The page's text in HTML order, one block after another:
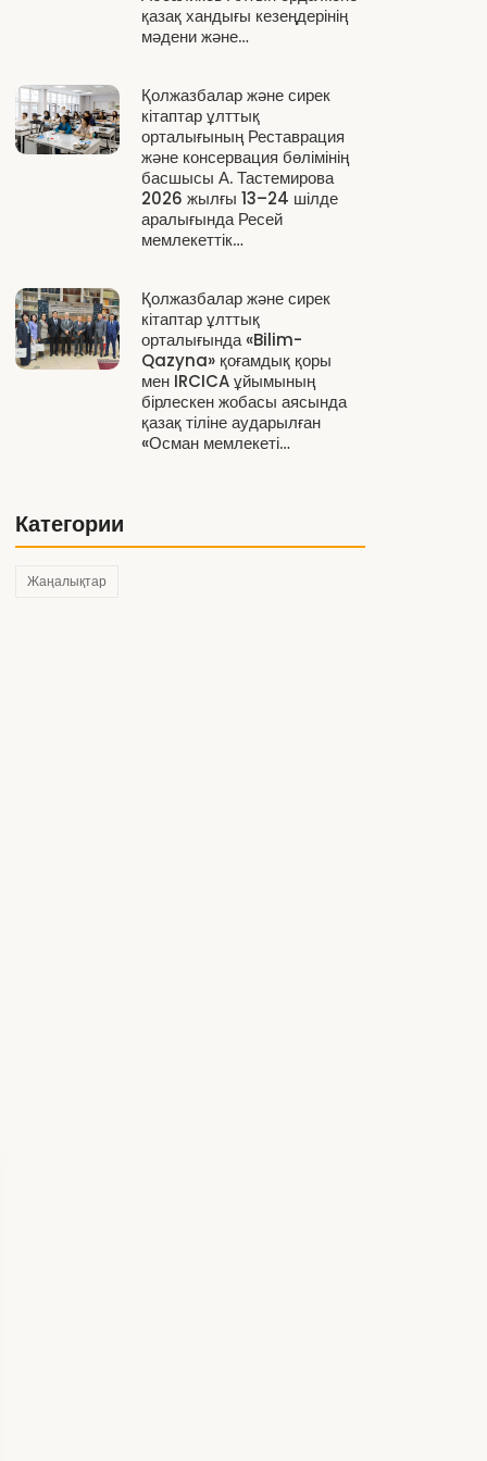
қазақ хандығы кезеңдерінің
мәдени және…
Қолжазбалар және сирек
кітаптар ұлттық
орталығының Реставрация
және консервация бөлімінің
басшысы А. Тастемирова
2026 жылғы 13–24 шілде
аралығында Ресей
мемлекеттік…
Қолжазбалар және сирек
кітаптар ұлттық
орталығында «Bilim-
Qazyna» қоғамдық қоры
мен IRCICA ұйымының
бірлескен жобасы аясында
қазақ тіліне аударылған
«Осман мемлекеті…
Категории
Жаңалықтар